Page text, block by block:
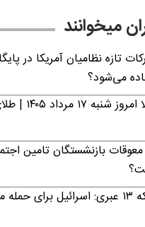
میخوانند
تازه نظامیان آمریکا در
می‌شود؟
خبر فوری از
بازنشستگان تامین
خبر فوری جنگ | شبکه ۱۳ عبری: اسرائیل